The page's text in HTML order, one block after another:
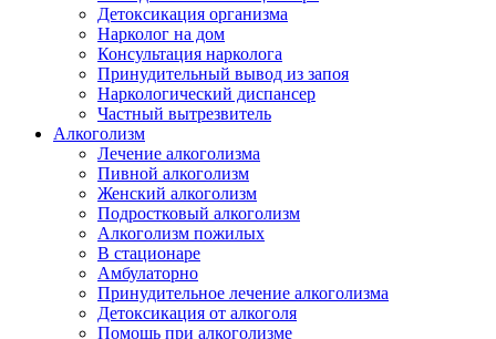
Детоксикация организма
Нарколог на дом
Консультация нарколога
Принудительный вывод из запоя
Наркологический диспансер
Частный вытрезвитель
Алкоголизм
Лечение алкоголизма
Пивной алкоголизм
Женский алкоголизм
Подростковый алкоголизм
Алкоголизм пожилых
В стационаре
Амбулаторно
Принудительное лечение алкоголизма
Детоксикация от алкоголя
Помощь при алкоголизме